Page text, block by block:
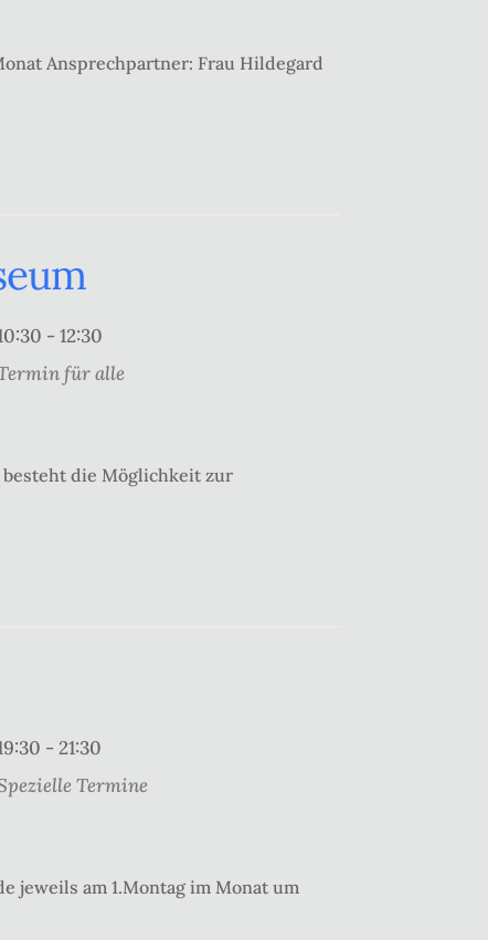
Ansprechpartner: Frau Hildegard
- 12:30
für alle
besteht die Möglichkeit zur
- 21:30
Termine
jeweils am 1.Montag im Monat um